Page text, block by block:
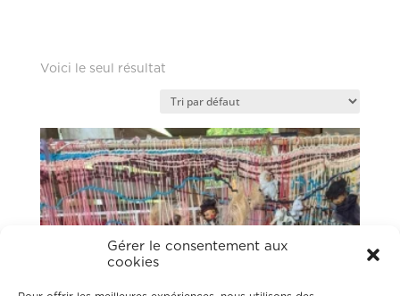
Gérer le consentement aux
cookies
Voici le seul résultat